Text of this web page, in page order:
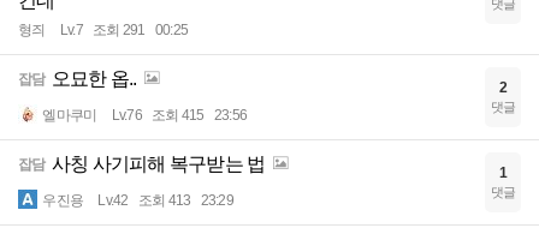
형즤 Lv.7 조회 291 00:25
댓글
잡담 오묘한 옵..
엘마쿠미 Lv.76 조회 415 23:56
2
댓글
잡담 사칭 사기피해 복구받는 법
우진용 Lv.42 조회 413 23:29
1
댓글